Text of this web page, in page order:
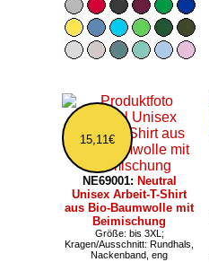
15,11€
NE69001: Neutral
Unisex Arbeit-T-Shirt
aus Bio-Baumwolle mit
Beimischung
Größe: bis 3XL;
Kragen/Ausschnitt: Rundhals,
Nackenband, eng